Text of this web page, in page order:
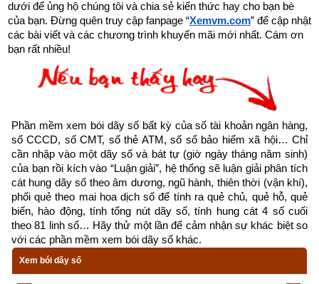
nhà chắc chắn.
Tháng sinh trong tứ trụ
khỏe thì lá mới tươi tốt được.
như hoa trên cây. Nhật trụ sinh
hoa ít kém sắc.
Giờ sinh trong tứ trụ giống như quả. Giờ cường vượng thì
nhiều quả ngon, giờ suy nhược thì quả vừa ít mà lại không
ngon hoặc có hoa mà không kết quả.
1. Người tuổi Tuất (Chó) sinh năm bao nhiêu
Cầm tinh tiếng hán là
dưới để ủng hộ chúng tôi và chia sẻ kiến thức hay cho bạn bè
của bạn. Đừng quên truy cập fanpage “Xemvm.com” để cập nhật
các bài viết và các chương trình khuyến mãi mới nhất. Cám ơn
bạn rất nhiều!
Phần mềm xem bói dãy số bất kỳ của số tài khoản ngân hàng,
số CCCD, số CMT, số thẻ ATM, số sổ bảo hiểm xã hội… Chỉ
cần nhập vào một dãy số và bát tự (giờ ngày tháng năm sinh)
của bạn rồi kích vào “Luận giải”, hệ thống sẽ luận giải phân tích
cát hung dãy số theo âm dương, ngũ hành, thiên thời (vận khí),
phối quẻ theo mai hoa dịch số để tính ra quẻ chủ, quẻ hỗ, quẻ
biến, hào động, tính tổng nút dãy số, tính hung cát 4 số cuối
theo 81 linh số… Hãy thử một lần để cảm nhận sự khác biệt so
với các phần mềm xem bói dãy số khác.
Xem bói dãy số